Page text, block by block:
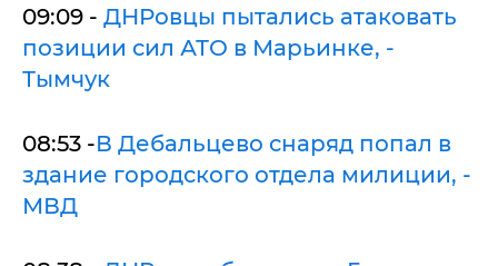
09:09 - ДНРовцы пытались атаковать
позиции сил АТО в Марьинке, -
Тымчук
08:53 -В Дебальцево снаряд попал в
здание городского отдела милиции, -
МВД